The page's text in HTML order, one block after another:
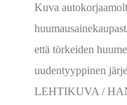
Kuva
että törkeiden
uudentyyppinen
LEHTIKUVA /